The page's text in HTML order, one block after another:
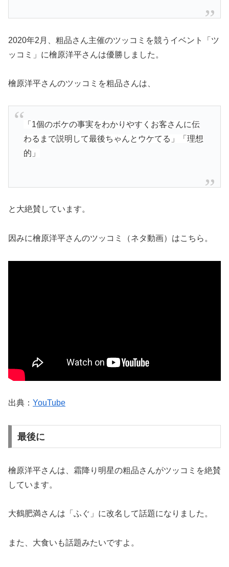
2020年2月、粗品さん主催のツッコミを競うイベント「ツ
ッコミ」に檜原洋平さんは優勝しました。
檜原洋平さんのツッコミを粗品さんは、
「1個のボケの事実をわかりやすくお客さんに伝
わるまで説明して最後ちゃんとウケてる」「理想
的」
と大絶賛しています。
因みに檜原洋平さんのツッコミ（ネタ動画）はこちら。
出典： YouTube
最後に
檜原洋平さんは、霜降り明星の粗品さんがツッコミを絶賛
しています。
大鶴肥満さんは「ふぐ」に改名して話題になりました。
また、大食いも話題みたいですよ。